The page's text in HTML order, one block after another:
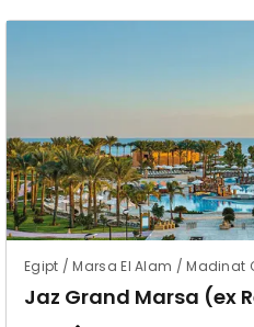
Egipt / Marsa El Alam / Madinat
Jaz Grand Marsa (ex